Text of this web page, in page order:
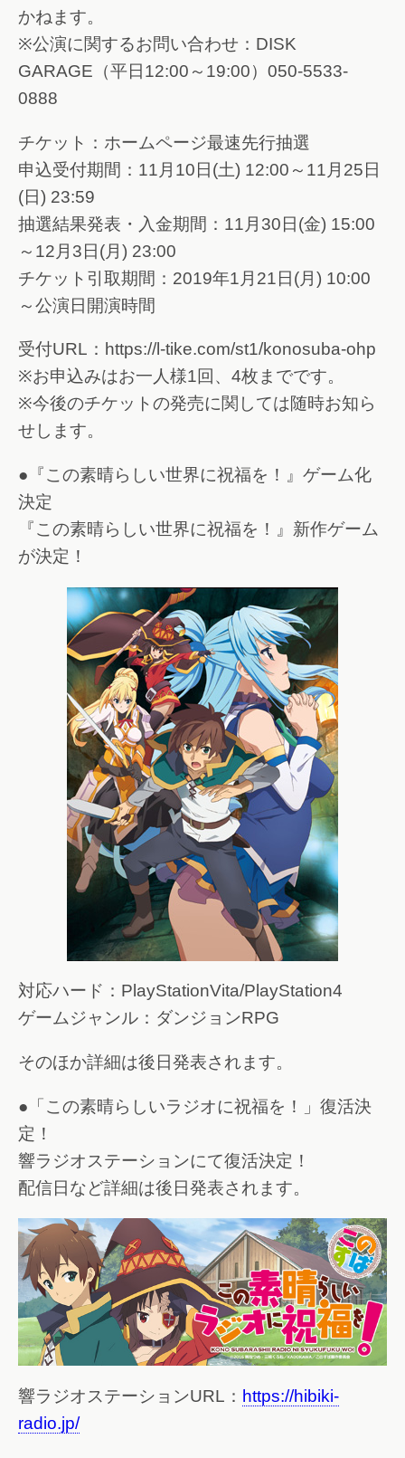
かねます。
※公演に関するお問い合わせ：DISK
GARAGE（平日12:00～19:00）050-5533-
0888
チケット：ホームページ最速先行抽選
申込受付期間：11月10日(土) 12:00～11月25日
(日) 23:59
抽選結果発表・入金期間：11月30日(金) 15:00
～12月3日(月) 23:00
チケット引取期間：2019年1月21日(月) 10:00
～公演日開演時間
受付URL：https://l-tike.com/st1/konosuba-ohp
※お申込みはお一人様1回、4枚までです。
※今後のチケットの発売に関しては随時お知ら
せします。
●『この素晴らしい世界に祝福を！』ゲーム化
決定
『この素晴らしい世界に祝福を！』新作ゲーム
が決定！
対応ハード：PlayStationVita/PlayStation4
ゲームジャンル：ダンジョンRPG
そのほか詳細は後日発表されます。
●「この素晴らしいラジオに祝福を！」復活決
定！
響ラジオステーションにて復活決定！
配信日など詳細は後日発表されます。
響ラジオステーションURL： https://hibiki-
radio.jp/